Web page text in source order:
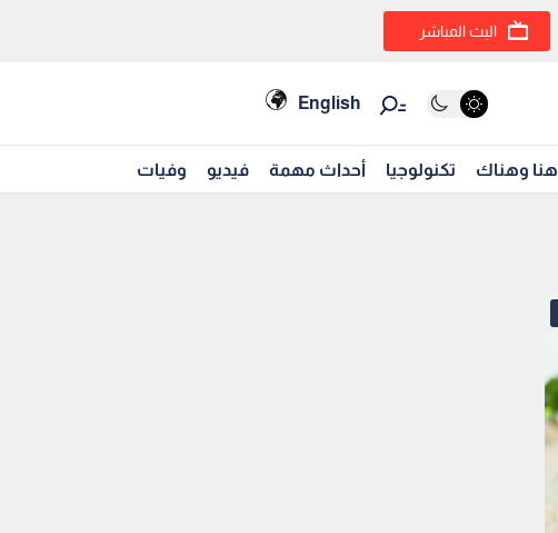
البث المباشر
English
هنا وهناك تكنولوجيا أحداث مهمة فيديو وفيات